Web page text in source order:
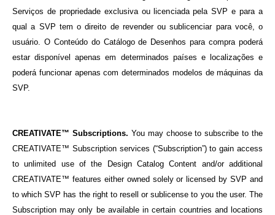
Serviços de propriedade exclusiva ou licenciada pela SVP e para a
qual a SVP tem o direito de revender ou sublicenciar para você, o
usuário. O Conteúdo do Catálogo de Desenhos para compra poderá
estar disponível apenas em determinados países e localizações e
poderá funcionar apenas com determinados modelos de máquinas da
SVP.
CREATIVATE™ Subscriptions. You may choose to subscribe to the
CREATIVATE™ Subscription services (“Subscription”) to gain access
to unlimited use of the Design Catalog Content and/or additional
CREATIVATE™ features either owned solely or licensed by SVP and
to which SVP has the right to resell or sublicense to you the user. The
Subscription may only be available in certain countries and locations